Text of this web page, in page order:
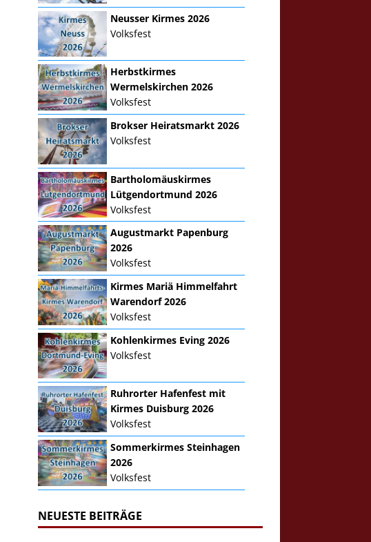
Neusser Kirmes 2026
Volksfest
Herbstkirmes
Wermelskirchen 2026
Volksfest
Brokser Heiratsmarkt 2026
Volksfest
Bartholomäuskirmes
Lütgendortmund 2026
Volksfest
Augustmarkt Papenburg
2026
Volksfest
Kirmes Mariä Himmelfahrt
Warendorf 2026
Volksfest
Kohlenkirmes Eving 2026
Volksfest
Ruhrorter Hafenfest mit
Kirmes Duisburg 2026
Volksfest
Sommerkirmes Steinhagen
2026
Volksfest
NEUESTE BEITRÄGE